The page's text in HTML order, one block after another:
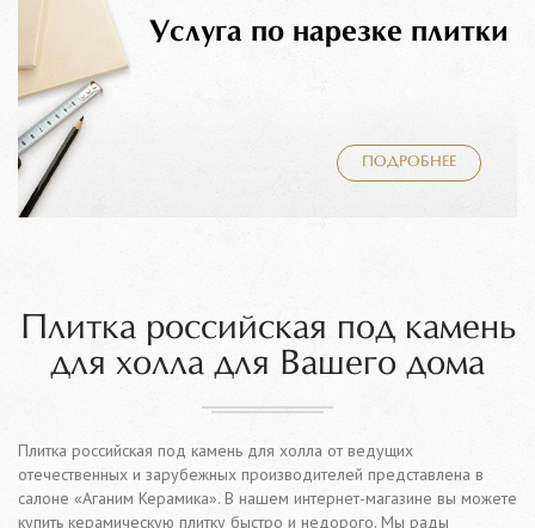
Услуга по нарезке плитки
ПОДРОБНЕЕ
Плитка российская под камень
для холла для Вашего дома
Плитка российская под камень для холла от ведущих
отечественных и зарубежных производителей представлена в
салоне «Аганим Керамика». В нашем интернет-магазине вы можете
купить керамическую плитку быстро и недорого. Мы рады